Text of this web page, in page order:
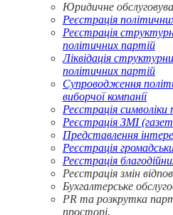
Юридичне
Реєстрація
Реєстрація
політичних партій
Ліквідація
політичних партій
Супроводження
виборчої компанії
Реєстрація символіки
Реєстрація ЗМІ
Представлення
Реєстрація
Реєстрація
Реєстрація змін
Бухгалтерське
PR та розкрутка
просторі.